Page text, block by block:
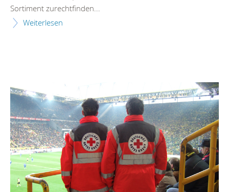
Sortiment zurechtfinden...
Weiterlesen